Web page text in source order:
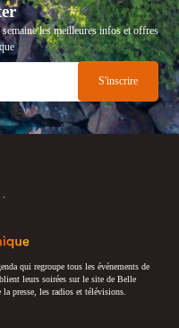
les meilleures infos et offres
qui regroupe tous les événements de
leurs soirées sur le site de Belle
presse, les radios et télévisions.